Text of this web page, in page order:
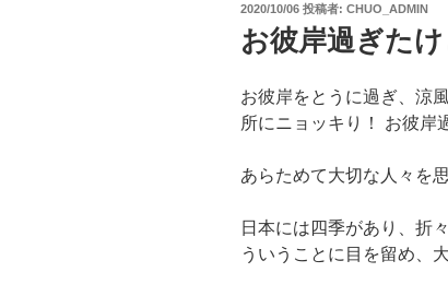
投
日:
2020/10/06 投稿者: CHUO_ADMIN
お彼岸過ぎたけ
お彼岸をとうに過ぎ、涼
所にニョッキり！ お彼岸
あらためて大切な人々を
日本には四季があり、折
ういうことに目を留め、